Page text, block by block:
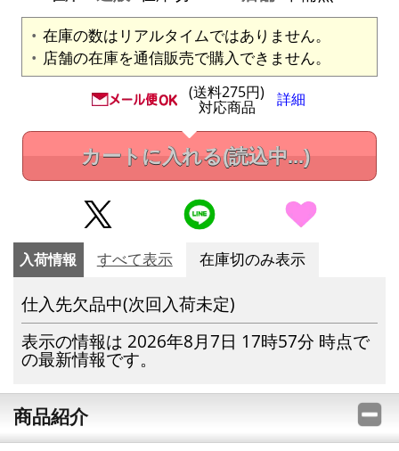
在庫の数はリアルタイムではありません。
店舗の在庫を通信販売で購入できません。
(送料275円)
対応商品 詳細
カートに入れる(読込中...)
入荷情報 すべて表示 在庫切のみ表示
仕入先欠品中(次回入荷未定)
表示の情報は 2026年8月7日 17時57分 時点で
の最新情報です。
商品紹介